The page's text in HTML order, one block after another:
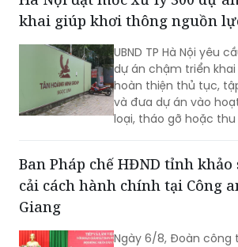
UBND TP Hà Nội yêu
dự án chậm triển khai
hoàn thiện thủ tục,
và đưa dự án vào
loại, tháo gỡ hoặc thu
không còn khả năng
vọng khơi thông
dư địa phát triển cho
Ban Pháp chế HĐND tỉnh
Giang
Ngày 6/8, Đoàn công
Màu, Trưởng Ban